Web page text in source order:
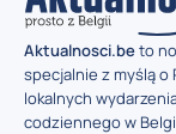
Aktualnosci.beto
specjalnie z myślą o
lokalnych
codziennego w